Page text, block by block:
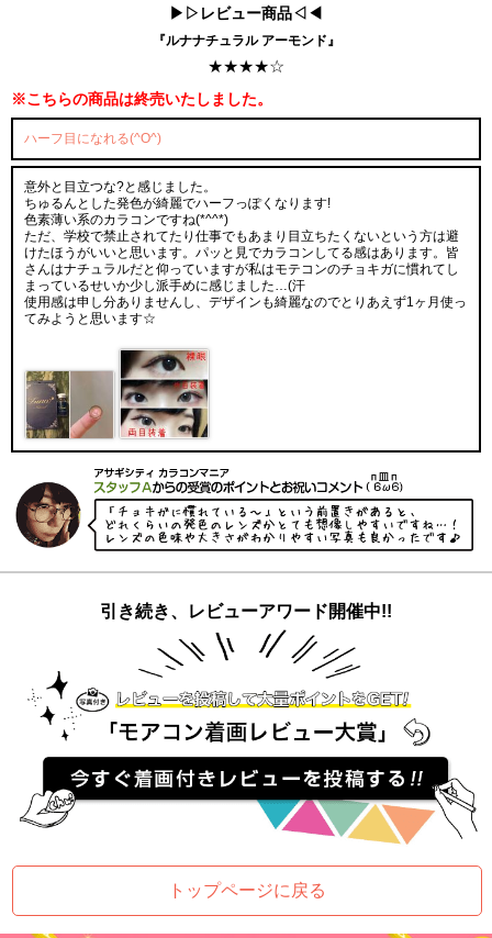
▶▷レビュー商品◁◀
『ルナナチュラル アーモンド』
★★★★☆
※こちらの商品は終売いたしました。
ハーフ目になれる(^O^)
意外と目立つな?と感じました。
ちゅるんとした発色が綺麗でハーフっぽくなります!
色素薄い系のカラコンですね(*^^*)
ただ、学校で禁止されてたり仕事でもあまり目立ちたくないという方は避
けたほうがいいと思います。パッと見でカラコンしてる感はあります。皆
さんはナチュラルだと仰っていますが私はモテコンのチョキガに慣れてし
まっているせいか少し派手めに感じました…(汗
使用感は申し分ありませんし、デザインも綺麗なのでとりあえず1ヶ月使っ
てみようと思います☆
引き続き、レビューアワード開催中!!
トップページに戻る